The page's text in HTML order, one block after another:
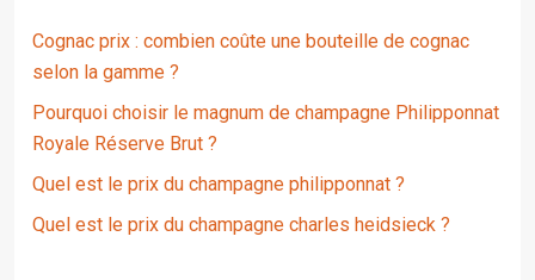
Cognac prix : combien coûte une bouteille de cognac
selon la gamme ?
Pourquoi choisir le magnum de champagne Philipponnat
Royale Réserve Brut ?
Quel est le prix du champagne philipponnat ?
Quel est le prix du champagne charles heidsieck ?